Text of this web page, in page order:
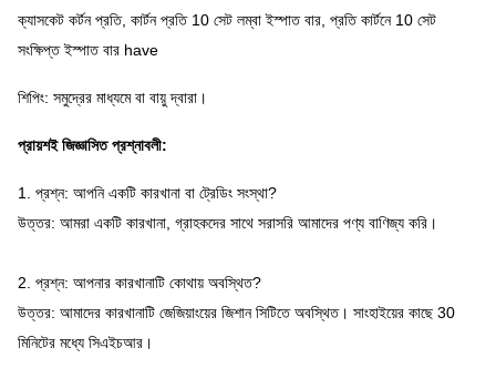
ক্যাসকেট কর্টন প্রতি, কার্টন প্রতি 10 সেট লম্বা ইস্পাত বার, প্রতি কার্টনে 10 সেট
সংক্ষিপ্ত ইস্পাত বার have
শিপিং: সমুদ্রের মাধ্যমে বা বায়ু দ্বারা।
প্রায়শই জিজ্ঞাসিত প্রশ্নাবলী:
1. প্রশ্ন: আপনি একটি কারখানা বা ট্রেডিং সংস্থা?
উত্তর: আমরা একটি কারখানা, গ্রাহকদের সাথে সরাসরি আমাদের পণ্য বাণিজ্য করি।
2. প্রশ্ন: আপনার কারখানাটি কোথায় অবস্থিত?
উত্তর: আমাদের কারখানাটি জেজিয়াংয়ের জিশান সিটিতে অবস্থিত। সাংহাইয়ের কাছে 30
মিনিটের মধ্যে সিএইচআর।